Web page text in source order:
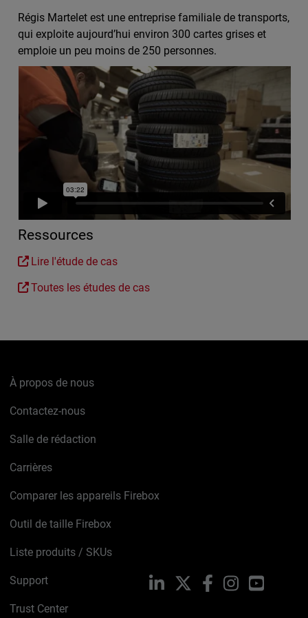
Régis Martelet est une entreprise familiale de transports,
qui exploite aujourd’hui environ 300 cartes grises et
emploie un peu moins de 250 personnes.
Ressources
Lire l'étude de cas
Toutes les études de cas
À propos de nous
Contactez-nous
Salle de rédaction
Carrières
Comparer les appareils Firebox
Outil de taille Firebox
Liste produits / SKUs
Support
Trust Center
LinkedIn FacebookInstagramYouTube